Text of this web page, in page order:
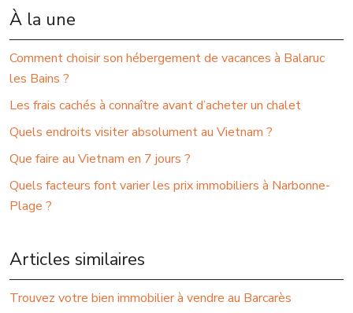
À la une
Comment choisir son hébergement de vacances à Balaruc
les Bains ?
Les frais cachés à connaître avant d’acheter un chalet
Quels endroits visiter absolument au Vietnam ?
Que faire au Vietnam en 7 jours ?
Quels facteurs font varier les prix immobiliers à Narbonne-
Plage ?
Articles similaires
Trouvez votre bien immobilier à vendre au Barcarès